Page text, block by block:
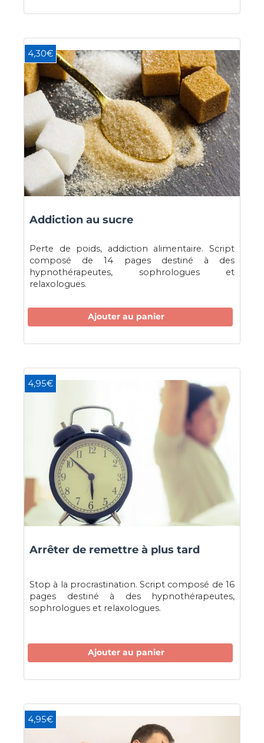
4,30€
Addiction au sucre
Perte de poids, addiction alimentaire. Script
composé de 14 pages destiné à des
hypnothérapeutes, sophrologues et
relaxologues.
Ajouter au panier
4,95€
Arrêter de remettre à plus tard
Stop à la procrastination. Script composé de 16
pages destiné à des hypnothérapeutes,
sophrologues et relaxologues.
Ajouter au panier
4,95€